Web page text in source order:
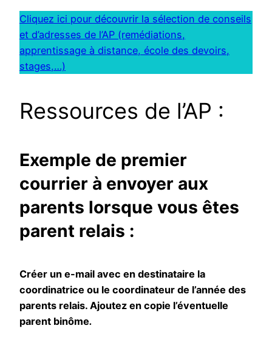
Cliquez ici pour découvrir la sélection de conseils
et d’adresses de l’AP (remédiations,
apprentissage à distance, école des devoirs,
stages,…)
Ressources de l’AP :
Exemple de premier
courrier à envoyer aux
parents lorsque vous êtes
parent relais :
Créer un e-mail avec en destinataire la
coordinatrice ou le coordinateur de l’année des
parents relais. Ajoutez en copie l’éventuelle
parent binôme.